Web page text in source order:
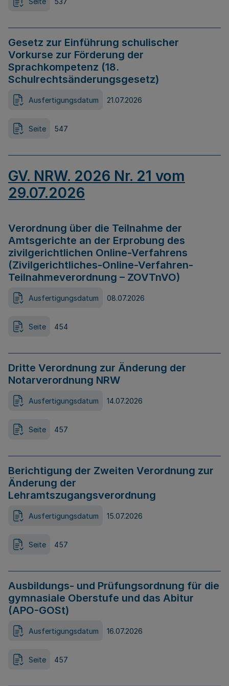
Gesetz zur Einführung schulischer
Vorkurse zur Förderung der
Sprachkompetenz (18.
Schulrechtsänderungsgesetz)
Ausfertigungsdatum 21.07.2026
Seite 547
GV. NRW. 2026 Nr. 21 vom
29.07.2026
Verordnung über die Teilnahme der
Amtsgerichte an der Erprobung des
zivilgerichtlichen Online-Verfahrens
(Zivilgerichtliches-Online-Verfahren-
Teilnahmeverordnung – ZOVTnVO)
Ausfertigungsdatum 08.07.2026
Seite 454
Dritte Verordnung zur Änderung der
Notarverordnung NRW
Ausfertigungsdatum 14.07.2026
Seite 457
Berichtigung der Zweiten Verordnung zur
Änderung der
Lehramtszugangsverordnung
Ausfertigungsdatum 15.07.2026
Seite 457
Ausbildungs- und Prüfungsordnung für die
gymnasiale Oberstufe und das Abitur
(APO-GOSt)
Ausfertigungsdatum 16.07.2026
Seite 457